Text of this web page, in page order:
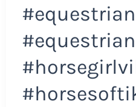
#equestrian